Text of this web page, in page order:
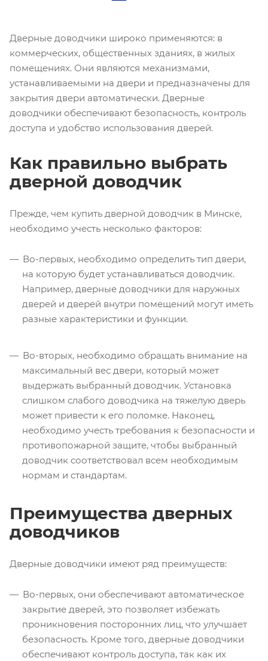
Дверные доводчики широко применяются: в
коммерческих, общественных зданиях, в жилых
помещениях. Они являются механизмами,
устанавливаемыми на двери и предназначены для
закрытия двери автоматически. Дверные
доводчики обеспечивают безопасность, контроль
доступа и удобство использования дверей.
Как правильно выбрать
дверной доводчик
Прежде, чем купить дверной доводчик в Минске,
необходимо учесть несколько факторов:
Во-первых, необходимо определить тип двери,
на которую будет устанавливаться доводчик.
Например, дверные доводчики для наружных
дверей и дверей внутри помещений могут иметь
разные характеристики и функции.
Во-вторых, необходимо обращать внимание на
максимальный вес двери, который может
выдержать выбранный доводчик. Установка
слишком слабого доводчика на тяжелую дверь
может привести к его поломке. Наконец,
необходимо учесть требования к безопасности и
противопожарной защите, чтобы выбранный
доводчик соответствовал всем необходимым
нормам и стандартам.
Преимущества дверных
доводчиков
Дверные доводчики имеют ряд преимуществ:
Во-первых, они обеспечивают автоматическое
закрытие дверей, это позволяет избежать
проникновения посторонних лиц, что улучшает
безопасность. Кроме того, дверные доводчики
обеспечивают контроль доступа, так как их